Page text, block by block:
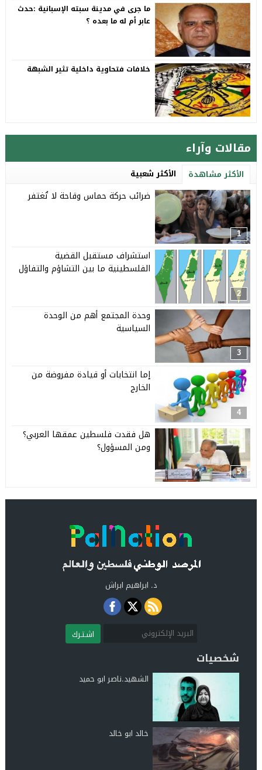
ما جرى في مدينة سبته الإسبانية :حدث
عابر أم له ما بعده ؟
خلافات فتحاوية داخلية تثير الشبهة
مقالات وآراء
الأكثر مشاهدة الأكثر شعبية
1
ضرائب حركة حماس وقاحة لا تُغتفر
2
استشراف مستقبل القضية
الفلسطينية ما بين التشاؤم والتفاؤل
3
وحدة المجتمع أهم من الوحدة
السياسية
4
إما انتخابات أو قيادة مفروضة من
الخارج
5
هل فقدت فلسطين عمقها العربي؟
ومن المسؤول؟
د. ابراهيم ابراش
اشـتـرك
شخصيات
الشهيد.ناصر ابو حميد
خالد ابو خالد